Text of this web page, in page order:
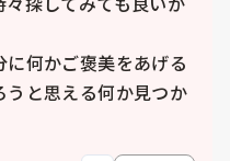
何かご褒美をあげる
うと思える何か見つか